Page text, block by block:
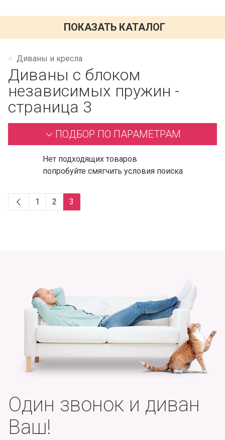
ПОКАЗАТЬ КАТАЛОГ
Диваны и кресла
Диваны с блоком
независимых пружин -
страница 3
ПОДБОР ПО ПАРАМЕТРАМ
Нет подходящих товаров
попробуйте смягчить условия поиска
1 2 3
Один звонок и диван
Ваш!